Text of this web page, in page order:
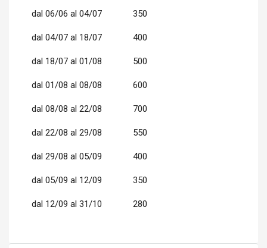
dal 06/06 al 04/07 350
dal 04/07 al 18/07 400
dal 18/07 al 01/08 500
dal 01/08 al 08/08 600
dal 08/08 al 22/08 700
dal 22/08 al 29/08 550
dal 29/08 al 05/09 400
dal 05/09 al 12/09 350
dal 12/09 al 31/10 280